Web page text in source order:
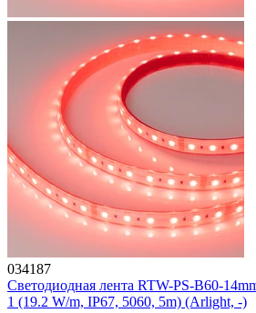
034187
Светодиодная лента RTW-PS-B60-
1 (19.2 W/m, IP67, 5060, 5m) (Arlight, -)